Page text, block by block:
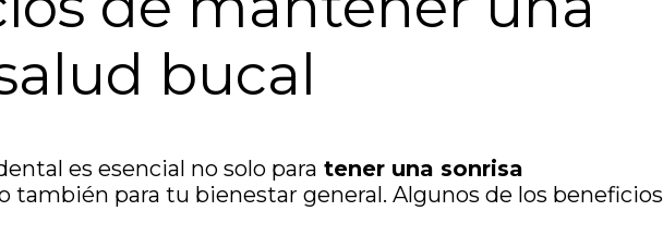
bucal
es esencial no solo para tener una sonrisa
también para tu bienestar general. Algunos de los beneficios